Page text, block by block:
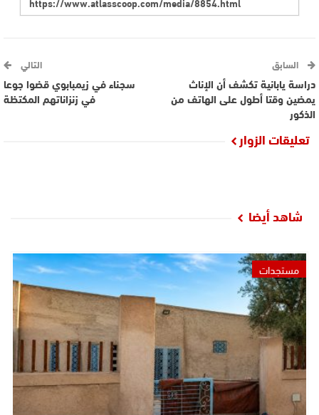
السابق
دراسة يابانية تكشف أن الإناث
يمضين وقتا أطول على الهاتف من
الذكور
التالي
سجناء في زيمبابوي قضوا جوعا
في زنزاناتهم المكتظة
تعليقات الزوار
شاهد أيضا
مستجدات